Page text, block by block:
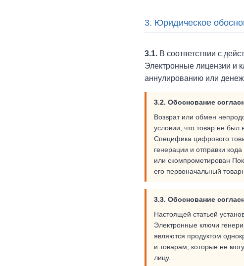
3. Юридическое
3.1. В соответствии с
Электронные лицензии и
аннулированию или
3.2. Обоснование
Возврат или обмен
условии, что товар не был
Специфика цифрового
генерации и отправки
или скомпрометирован
его первоначальный
3.3. Обоснование
Настоящей статьей
Электронные ключи
являются продуктом
и товарам, которые не
лицу.